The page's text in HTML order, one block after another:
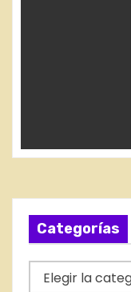
d
e
n
t
Categorías